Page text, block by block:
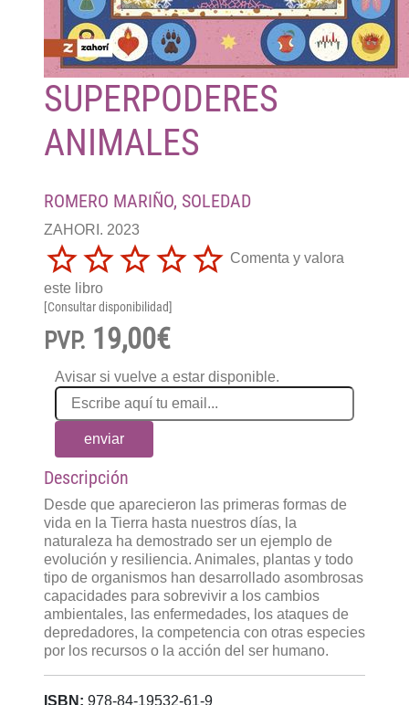
SUPERPODERES
ANIMALES
ROMERO MARIÑO, SOLEDAD
ZAHORI. 2023
Comenta y valora
este libro
[Consultar disponibilidad]
PVP. 19,00€
Avisar si vuelve a estar disponible.
enviar
Descripción
Desde que aparecieron las primeras formas de
vida en la Tierra hasta nuestros días, la
naturaleza ha demostrado ser un ejemplo de
evolución y resiliencia. Animales, plantas y todo
tipo de organismos han desarrollado asombrosas
capacidades para sobrevivir a los cambios
ambientales, las enfermedades, los ataques de
depredadores, la competencia con otras especies
por los recursos o la acción del ser humano.
ISBN: 978-84-19532-61-9